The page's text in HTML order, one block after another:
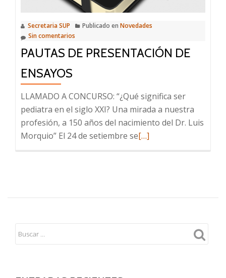
Secretaria SUP Publicado en Novedades
Sin comentarios
PAUTAS DE PRESENTACIÓN DE
ENSAYOS
LLAMADO A CONCURSO: “¿Qué significa ser
pediatra en el siglo XXI? Una mirada a nuestra
profesión, a 150 años del nacimiento del Dr. Luis
Morquio” El 24 de setiembre seLeer
presentación
ensayos
[…]